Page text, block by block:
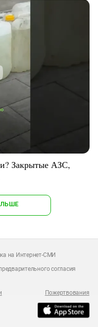
Закрытые АЗС,
на Интернет-СМИ
согласия
Пожертвования